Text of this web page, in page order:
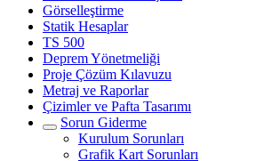
Görselleştirme
Statik Hesaplar
TS 500
Deprem Yönetmeliği
Proje Çözüm Kılavuzu
Metraj ve Raporlar
Çizimler ve Pafta Tasarımı
Sorun Giderme
Kurulum Sorunları
Grafik Kart Sorunları